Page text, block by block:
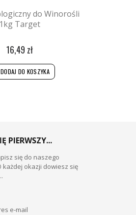
do Winorośli
1kg Target
16,49 zł
DODAJ DO KOSZYKA
PIERWSZY...
się do naszego
każdej okazji dowiesz się
e-mail